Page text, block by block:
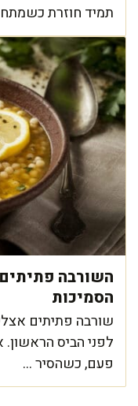
תמיד חוזרת
השורבה
הסמיכות
שורבה פתיתים
לפני הביס
פעם, כשהסיר ...